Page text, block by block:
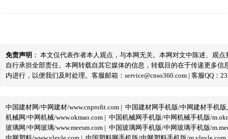
免责声明 ： 本文仅代表作者本人观点，与本网无关。本网对文中陈述、观
自行承担全部责任。本网转载自其它媒体的信息，转载目的在于传递更多
内进行，以便我们及时处理。客服邮箱：service@cnso360.com | 客服QQ：
中国建材网/中网建材/www.cnprofit.com | 中国建材网手机版/中网建材手机版
机械网/中网机械/www.okmao.com | 中国机械网手机版/中网机械手机版/
玻璃网/中网玻璃/www.meesm.com | 中国玻璃网手机版/中网玻璃手机版/